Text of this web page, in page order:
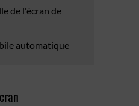
de l'écran de
automatique